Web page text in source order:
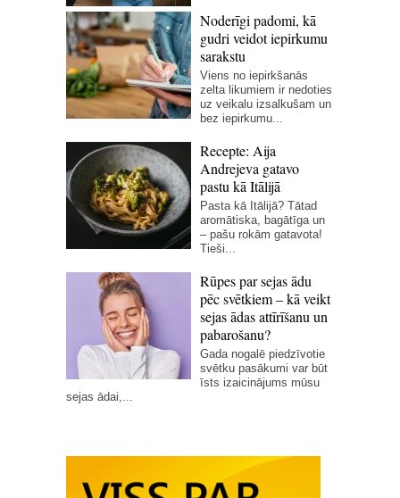
Noderīgi padomi, kā
gudri veidot iepirkumu
sarakstu
Viens no iepirkšanās
zelta likumiem ir nedoties
uz veikalu izsalkušam un
bez iepirkumu...
Recepte: Aija
Andrejeva gatavo
pastu kā Itālijā
Pasta kā Itālijā? Tātad
aromātiska, bagātīga un
– pašu rokām gatavota!
Tieši...
Rūpes par sejas ādu
pēc svētkiem – kā veikt
sejas ādas attīrīšanu un
pabarošanu?
Gada nogalē piedzīvotie
svētku pasākumi var būt
īsts izaicinājums mūsu
sejas ādai,...